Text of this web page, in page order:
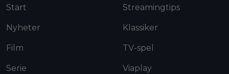
Start
Nyheter
Film
Serie
Streamingtips
Klassiker
TV-spel
Viaplay